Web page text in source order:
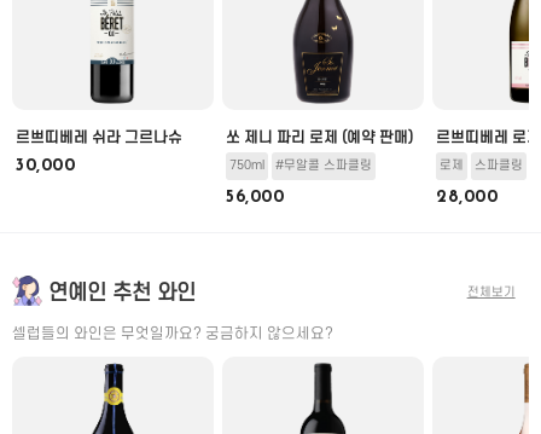
르쁘띠베레 쉬라 그르나슈
30,000
쏘 제니 파리 로제 (예약 판매)
750ml #무알콜 스파클링
56,000
르쁘띠베레 로
로제 스파클링
28,000
전체보기
연예인 추천 와인
셀럽들의 와인은 무엇일까요? 궁금하지 않으세요?